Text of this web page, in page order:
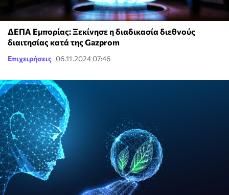
ΔΕΠΑ Εμπορίας: Ξεκίνησε η διαδικασία διεθνούς
διαιτησίας κατά της Gazprom
Επιχειρήσεις 06.11.2024 07:46